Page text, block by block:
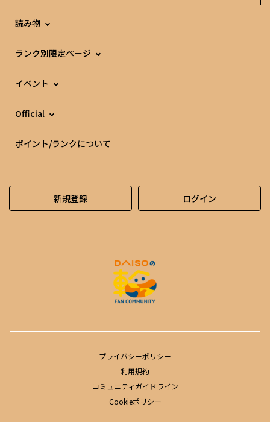
読み物
ランク別限定ページ
イベント
Official
ポイント/ランクについて
新規登録 ログイン
プライバシーポリシー
利用規約
コミュニティガイドライン
Cookieポリシー